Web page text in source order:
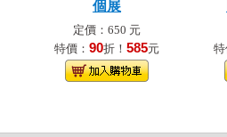
個展
定價：650 元
特價： 90折！ 585元
特